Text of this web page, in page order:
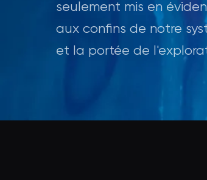
seulement mis en
aux confins de notre
et la portée de